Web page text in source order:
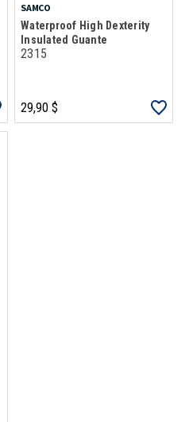
SAMCO
Waterproof High Dexterity
Insulated Guante
2315
29,90 $